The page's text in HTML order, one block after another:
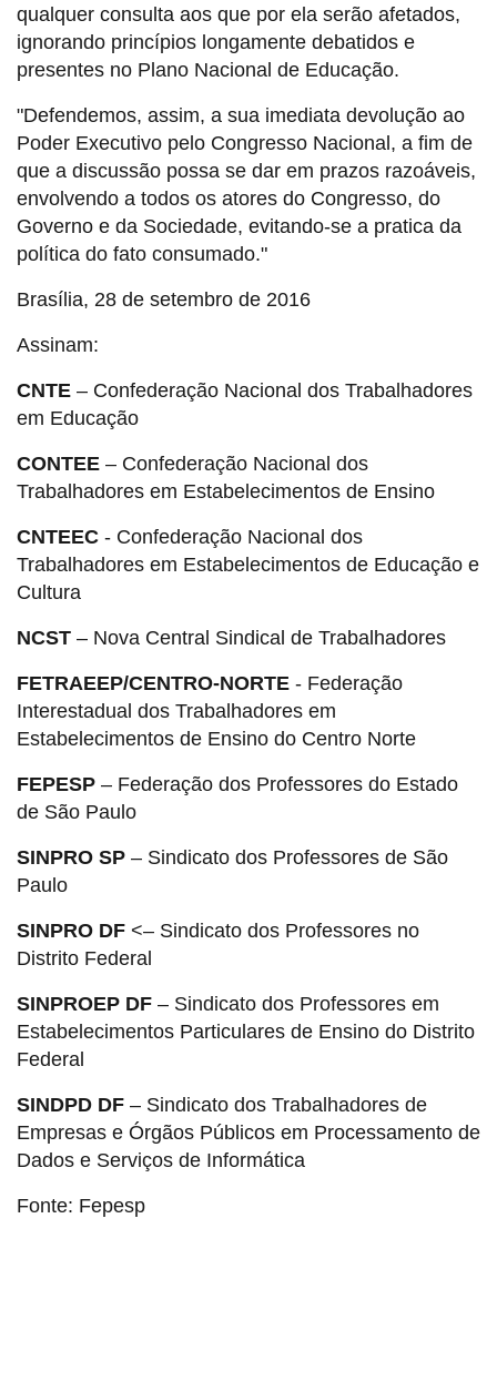
qualquer consulta aos que por ela serão afetados,
ignorando princípios longamente debatidos e
presentes no Plano Nacional de Educação.
"Defendemos, assim, a sua imediata devolução ao
Poder Executivo pelo Congresso Nacional, a fim de
que a discussão possa se dar em prazos razoáveis,
envolvendo a todos os atores do Congresso, do
Governo e da Sociedade, evitando-se a pratica da
política do fato consumado."
Brasília, 28 de setembro de 2016
Assinam:
CNTE – Confederação Nacional dos Trabalhadores
em Educação
CONTEE – Confederação Nacional dos
Trabalhadores em Estabelecimentos de Ensino
CNTEEC - Confederação Nacional dos
Trabalhadores em Estabelecimentos de Educação e
Cultura
NCST – Nova Central Sindical de Trabalhadores
FETRAEEP/CENTRO-NORTE - Federação
Interestadual dos Trabalhadores em
Estabelecimentos de Ensino do Centro Norte
FEPESP – Federação dos Professores do Estado
de São Paulo
SINPRO SP – Sindicato dos Professores de São
Paulo
SINPRO DF <– Sindicato dos Professores no
Distrito Federal
SINPROEP DF – Sindicato dos Professores em
Estabelecimentos Particulares de Ensino do Distrito
Federal
SINDPD DF – Sindicato dos Trabalhadores de
Empresas e Órgãos Públicos em Processamento de
Dados e Serviços de Informática
Fonte: Fepesp